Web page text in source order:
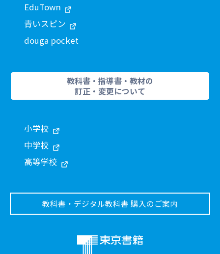
EduTown
青いスピン
douga pocket
教科書・指導書・教材の
訂正・変更について
小学校
中学校
高等学校
教科書・デジタル教科書 購入のご案内